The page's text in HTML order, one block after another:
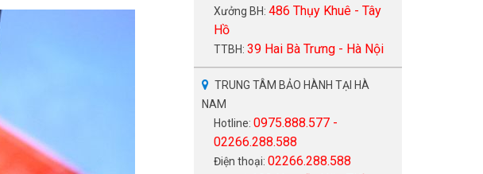
Xưởng BH: 486 Thụy Khuê - Tây
Hồ
TTBH: 39 Hai Bà Trưng - Hà Nội
TRUNG TÂM BẢO HÀNH TẠI HÀ
NAM
Hotline: 0975.888.577 -
02266.288.588
Điện thoại: 02266.288.588